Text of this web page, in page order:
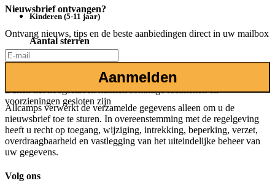
Kinderen (5-11 jaar)
Aantal sterren
3 Sterren
Buiten het hoogseizoen kunnen sommige faciliteiten en
voorzieningen gesloten zijn
Nieuwsbrief ontvangen?
Ontvang nieuws, tips en de beste aanbiedingen direct in uw mailbox
Aanmelden
Allcamps verwerkt de verzamelde gegevens alleen om u de
nieuwsbrief toe te sturen. In overeenstemming met de regelgeving
heeft u recht op toegang, wijziging, intrekking, beperking, verzet,
overdraagbaarheid en vastlegging van het uiteindelijke beheer van
uw gegevens.
Volg ons